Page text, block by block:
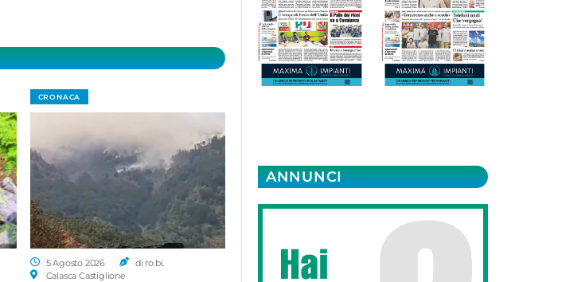
CRONACA
5 Agosto 2026
di ro.bi.
Calasca Castiglione
ANNUNCI